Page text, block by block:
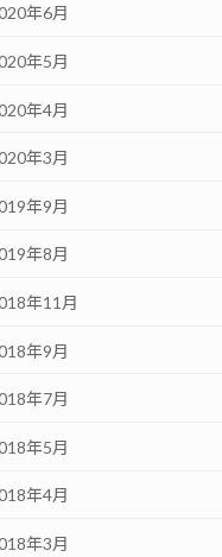
年6月
年5月
年4月
年3月
年9月
年8月
年11月
年9月
年7月
年5月
年4月
年3月